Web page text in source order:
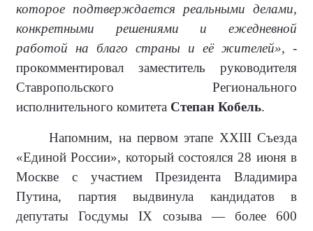
которое подтверждается реальными делами,
конкретными решениями и ежедневной
работой на благо страны и её жителей», -
прокомментировал заместитель руководителя
Ставропольского Регионального
исполнительного комитета Степан Кобель.
Напомним, на первом этапе XXIII Съезда
«Единой России», который состоялся 28 июня в
Москве с участием Президента Владимира
Путина, партия выдвинула кандидатов в
депутаты Госдумы IX созыва — более 600